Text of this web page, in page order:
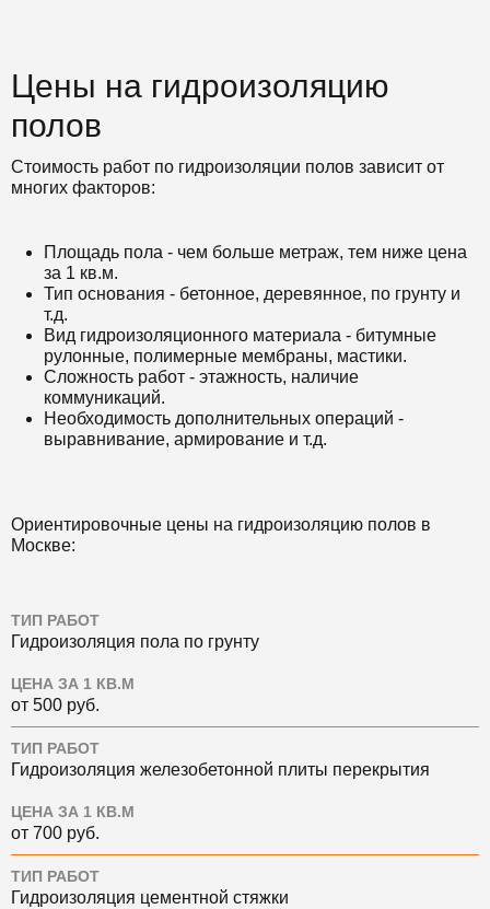
Цены на гидроизоляцию
полов
Стоимость работ по гидроизоляции полов зависит от
многих факторов:
Площадь пола - чем больше метраж, тем ниже цена
за 1 кв.м.
Тип основания - бетонное, деревянное, по грунту и
т.д.
Вид гидроизоляционного материала - битумные
рулонные, полимерные мембраны, мастики.
Сложность работ - этажность, наличие
коммуникаций.
Необходимость дополнительных операций -
выравнивание, армирование и т.д.
Ориентировочные цены на гидроизоляцию полов в
Москве:
ТИП РАБОТ
Гидроизоляция пола по грунту
ЦЕНА ЗА 1 КВ.М
от 500 руб.
ТИП РАБОТ
Гидроизоляция железобетонной плиты перекрытия
ЦЕНА ЗА 1 КВ.М
от 700 руб.
ТИП РАБОТ
Гидроизоляция цементной стяжки